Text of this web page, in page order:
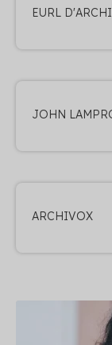
EURL
JOHN
ARCHIVOX